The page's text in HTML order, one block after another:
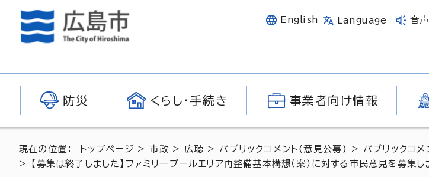
English Language 音
防災 くらし・手続き 事業者向け情報
現在の位置： トップページ >市政 > 広聴 > パブリックコメント(意見公募) > パブリックコ
> 【募集は終了しました】ファミリープールエリア再整備基本構想（案）に対する市民意見を募集し